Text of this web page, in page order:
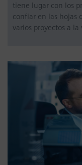
tiene lugar con los
confiar en las hojas
varios proyectos a